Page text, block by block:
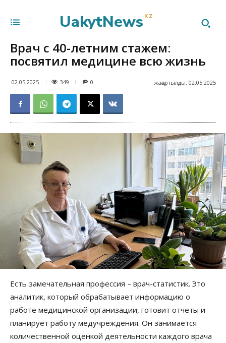
UakytNews KZ
Врач с 40-летним стажем:
посвятил медицине всю жизнь
02.05.2025 349 жаңартылды: 02.05.2025
0
Есть замечательная профессия – врач-статистик. Это
аналитик, который обрабатывает информацию о
работе медицинской организации, готовит отчеты и
планирует работу медучреждения. Он занимается
количественной оценкой деятельности каждого врача